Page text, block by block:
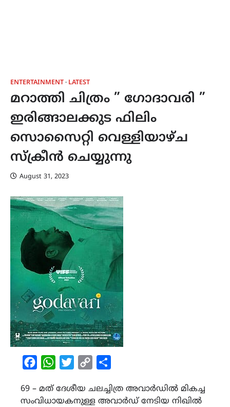
ENTERTAINMENT LATEST
മറാത്തി ചിത്രം ” ഗോദാവരി ”
ഇരിങ്ങാലക്കുട ഫിലിം
സൊസൈറ്റി വെള്ളിയാഴ്ച
സ്ക്രീൻ ചെയ്യുന്നു
August 31, 2023
FacebookWhatsAppTwitterCopy
69 – മത് ദേശീയ ചലച്ചിത്ര അവാർഡിൽ മികച്ച
സംവിധായകനുള്ള അവാർഡ് നേടിയ നിഖിൽ